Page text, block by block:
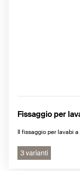
Fissaggio per
Il fissaggio per lavabi
3 varianti